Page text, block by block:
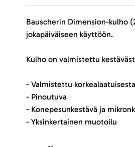
Bauscherin Dimension-kulho
jokapäiväiseen käyttöön.
Kulho on valmistettu
- Valmistettu
- Pinoutuva
- Konepesunkestävä ja
- Yksinkertainen muotoilu